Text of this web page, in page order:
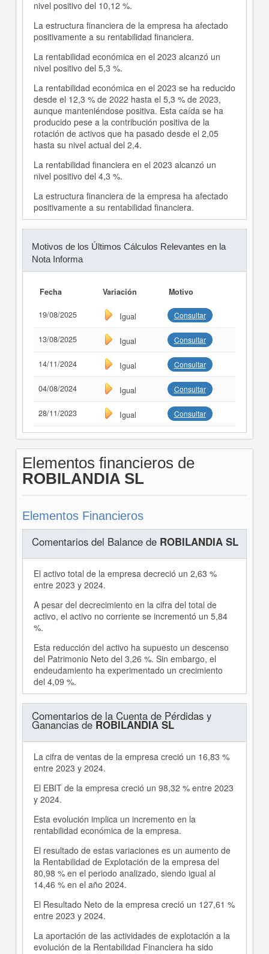
nivel positivo del 10,12 %.
La estructura financiera de la empresa ha afectado
positivamente a su rentabilidad financiera.
La rentabilidad económica en el 2023 alcanzó un
nivel positivo del 5,3 %.
La rentabilidad económica en el 2023 se ha reducido
desde el 12,3 % de 2022 hasta el 5,3 % de 2023,
aunque manteniéndose positiva. Esta caída se ha
producido pese a la contribución positiva de la
rotación de activos que ha pasado desde el 2,05
hasta su nivel actual del 2,4.
La rentabilidad financiera en el 2023 alcanzó un
nivel positivo del 4,3 %.
La estructura financiera de la empresa ha afectado
positivamente a su rentabilidad financiera.
Motivos de los Últimos Cálculos Relevantes en la
Nota Informa
Fecha Variación Motivo
19/08/2025 Igual Consultar
13/08/2025 Igual Consultar
14/11/2024 Igual Consultar
04/08/2024 Igual Consultar
28/11/2023 Igual Consultar
Elementos financieros de
ROBILANDIA SL
Elementos Financieros
Comentarios del Balance de ROBILANDIA SL
El activo total de la empresa decreció un 2,63 %
entre 2023 y 2024.
A pesar del decrecimiento en la cifra del total de
activo, el activo no corriente se incrementó un 5,84
%.
Esta reducción del activo ha supuesto un descenso
del Patrimonio Neto del 3,26 %. Sin embargo, el
endeudamiento ha experimentado un crecimiento
del 4,09 %.
Comentarios de la Cuenta de Pérdidas y
Ganancias deROBILANDIA SL
La cifra de ventas de la empresa creció un 16,83 %
entre 2023 y 2024.
El EBIT de la empresa creció un 98,32 % entre 2023
y 2024.
Esta evolución implica un incremento en la
rentabilidad económica de la empresa.
El resultado de estas variaciones es un aumento de
la Rentabilidad de Explotación de la empresa del
80,98 % en el periodo analizado, siendo igual al
14,46 % en el año 2024.
El Resultado Neto de la empresa creció un 127,61 %
entre 2023 y 2024.
La aportación de las actividades de explotación a la
evolución de la Rentabilidad Financiera ha sido